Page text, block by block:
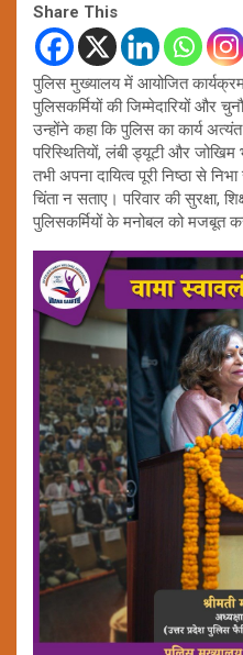
Share This
पुलिस मुख्यालय में आयोजित
पुलिसकर्मियों की जिम्मेदारियों और
उन्होंने कहा कि पुलिस का कार्य अत्यंत
परिस्थितियों, लंबी ड्यूटी और
तभी अपना दायित्व पूरी निष्ठा से
चिंता न सताए। परिवार की सुरक्षा,
पुलिसकर्मियों के मनोबल को मजबूत